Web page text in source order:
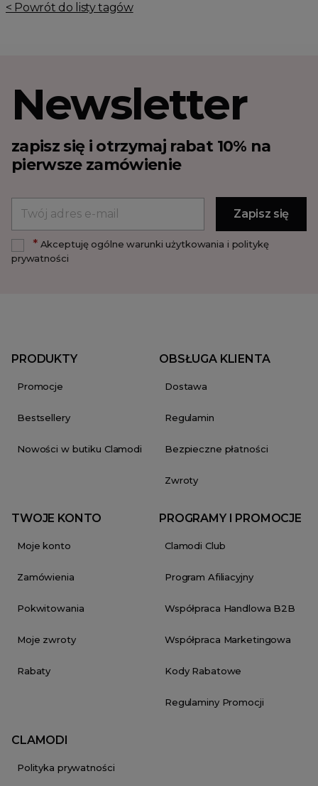
< Powrót do listy tagów
Newsletter
zapisz się i otrzymaj rabat 10% na
pierwsze zamówienie
*Akceptuję ogólne warunki użytkowania i politykę
prywatności
PRODUKTY
Promocje
Bestsellery
Nowości w butiku Clamodi
OBSŁUGA KLIENTA
Dostawa
Regulamin
Bezpieczne płatności
Zwroty
TWOJE KONTO
Moje konto
Zamówienia
Pokwitowania
Moje zwroty
Rabaty
PROGRAMY I PROMOCJE
Clamodi Club
Program Afiliacyjny
Współpraca Handlowa B2B
Współpraca Marketingowa
Kody Rabatowe
Regulaminy Promocji
CLAMODI
Polityka prywatności